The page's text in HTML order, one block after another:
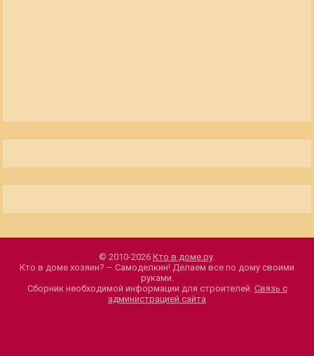
© 2010-2026 Кто в доме.ру.
Кто в доме хозяин? – Самоделкин! Делаем все по дому своими
руками.
Сборник необходимой информации для строителей. Связь с
администрацией сайта